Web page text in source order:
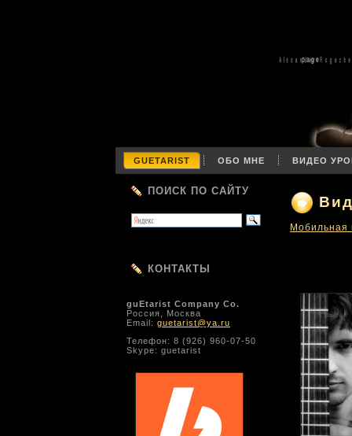
GUETARIST ОБО МНЕ ВИДЕО
ПОИСК ПО САЙТУ
КОНТАКТЫ
guEtarist Company Co.
Россия, Москва
Email: guetarist@ya.ru
Телефон: 8 (926) 960-07-50
Skype: guetarist
Мобильная
GuEtarist